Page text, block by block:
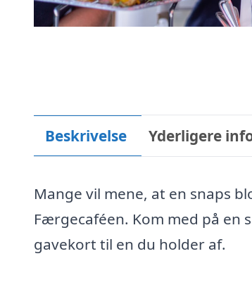
Beskrivelse Yderligere
Mange vil mene, at en snaps
Færgecaféen. Kom med på en
gavekort til en du holder af.